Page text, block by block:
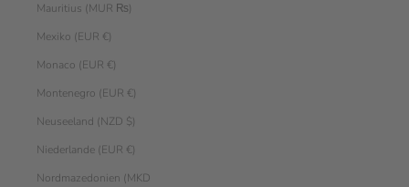
Mauritius (MUR ₨)
Mexiko (EUR €)
Monaco (EUR €)
Montenegro (EUR €)
Neuseeland (NZD $)
Niederlande (EUR €)
Nordmazedonien (MKD